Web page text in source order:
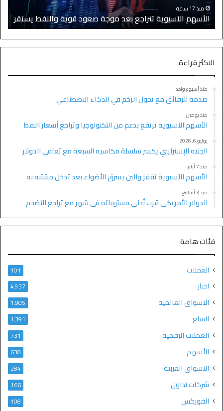
منذ 17 ساعة
الأسهم الآسيوية تتراجع بعد موجة صعود قوية والنفط يستقر
الاكثر قراءة
منذ أسبوع واحد
صدمة للرقائق مع تحول الزخم في الذكاء الاصطناعي
منذ يومين
الأسهم الآسيوية ترتفع بدعم من التكنولوجيا وتراجع أسعار النفط
يوليو 6, 2026
الجنيه الإسترليني يكسر سلسلة مكاسبه السبعة مع تعافي الدولار
منذ 7 أيام
الأسهم الآسيوية تقفز والين يسرق الأضواء بعد تدخل مشتبه به
منذ 3 أسابيع
الدولار الأمريكي قرب أدنى مستوياته في شهر مع تراجع التضخم
فئات هامة
العملات 101
اخبار 4٬937
الاسواق العالمية 1٬905
السلع 1٬391
العملات الرقمية 731
الأسهم 638
الاسواق العربية 284
شركات تداول 166
الفوركس 108